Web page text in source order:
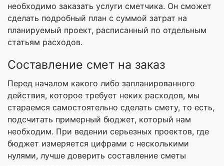
необходимо заказать услуги сметчика. Он сможет
сделать подробный план с суммой затрат на
планируемый проект, расписанный по отдельным
статьям расходов.
Составление смет на заказ
Перед началом какого либо запланированного
действия, которое требует неких расходов, мы
стараемся самостоятельно сделать смету, то есть,
подсчитать примерный бюджет, который нам
необходим. При ведении серьезных проектов, где
бюджет измеряется цифрами с несколькими
нулями, лучше доверить составление сметы